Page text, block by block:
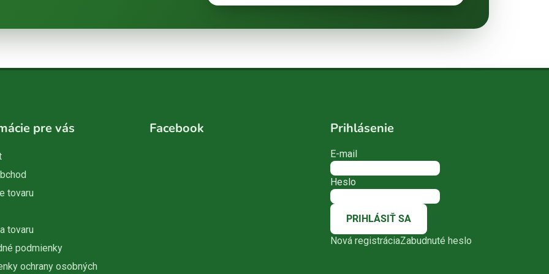
pre vás
tovaru
tovaru
podmienky
ochrany osobných
Facebook Prihlásenie
E-mail
Heslo
PRIHLÁSIŤ SA
Nová registráciaZabudnuté heslo